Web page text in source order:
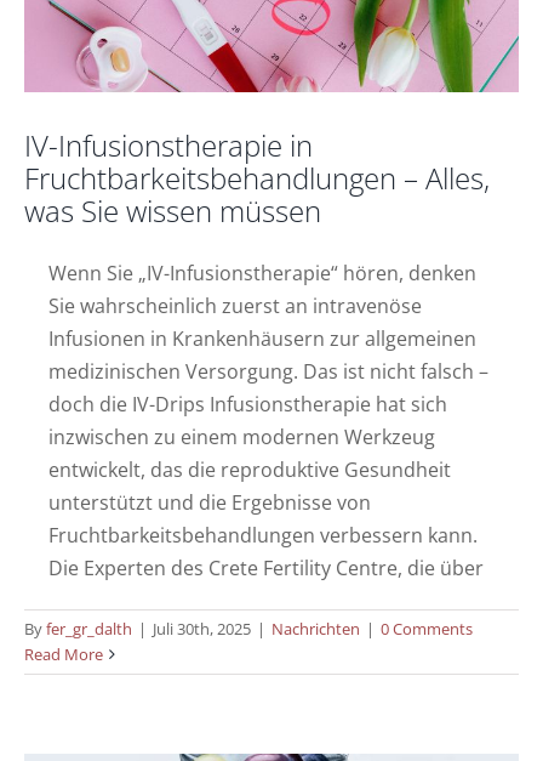
IV-Infusionstherapie in
Fruchtbarkeitsbehandlungen – Alles,
was Sie wissen müssen
Wenn Sie „IV-Infusionstherapie“ hören, denken
Sie wahrscheinlich zuerst an intravenöse
Infusionen in Krankenhäusern zur allgemeinen
medizinischen Versorgung. Das ist nicht falsch –
doch die IV-Drips Infusionstherapie hat sich
inzwischen zu einem modernen Werkzeug
entwickelt, das die reproduktive Gesundheit
unterstützt und die Ergebnisse von
Fruchtbarkeitsbehandlungen verbessern kann.
Die Experten des Crete Fertility Centre, die über
Byfer_gr_dalth | Juli 30th, 2025 | Nachrichten | 0 Comments
Read MoreWie IV Drips – Infusionstherapien Ihre